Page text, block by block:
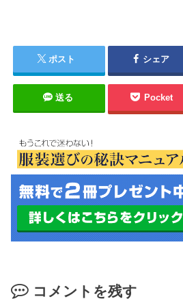
ポスト シェア
送る Pocket
コメントを残す